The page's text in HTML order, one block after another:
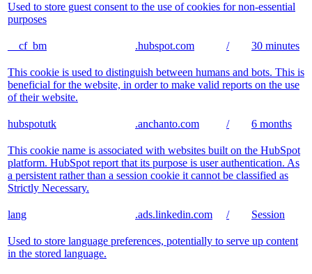
Used to store guest consent to the use of cookies for non-essential
purposes
__cf_bm .hubspot.com / 30 minutes
This cookie is used to distinguish between humans and bots. This is
beneficial for the website, in order to make valid reports on the use
of their website.
hubspotutk .anchanto.com / 6 months
This cookie name is associated with websites built on the HubSpot
platform. HubSpot report that its purpose is user authentication. As
a persistent rather than a session cookie it cannot be classified as
Strictly Necessary.
lang .ads.linkedin.com / Session
Used to store language preferences, potentially to serve up content
in the stored language.